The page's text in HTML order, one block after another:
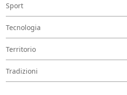
Sport
Tecnologia
Territorio
Tradizioni